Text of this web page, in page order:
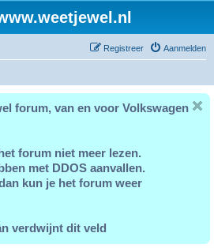
Aanmelden
Registreer
forum, van en voor Volkswagen
forum niet meer lezen.
met DDOS aanvallen.
kun je het forum weer
verdwijnt dit veld